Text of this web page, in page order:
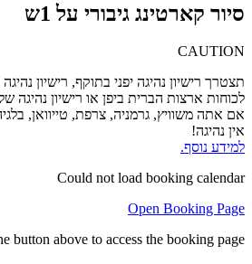
סיור קארטינג גיבורי על 1ש
CAUTION
לכוחות ארצות הברית ביפן או רישיון נהיגה
אם אתה משוויץ, גרמניה, צרפת, טייוואן,
אין נהיגה!
למידע נוסף.
Could not load booking calendar
Open Booking Page
button above to access the booking page